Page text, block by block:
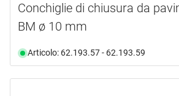
Conchiglie di chiusura da
BM ø 10 mm
Articolo: 62.193.57 - 62.193.59